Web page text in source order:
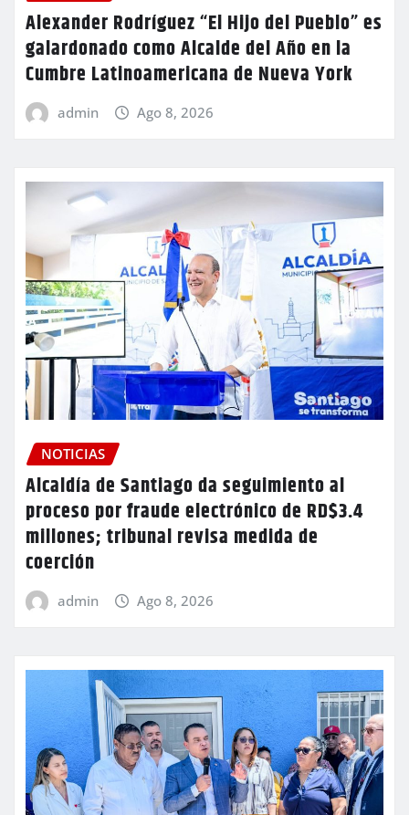
Alexander Rodríguez “El Hijo del Pueblo” es
galardonado como Alcalde del Año en la
Cumbre Latinoamericana de Nueva York
admin Ago 8, 2026
NOTICIAS
Alcaldía de Santiago da seguimiento al
proceso por fraude electrónico de RD$3.4
millones; tribunal revisa medida de
coerción
admin Ago 8, 2026